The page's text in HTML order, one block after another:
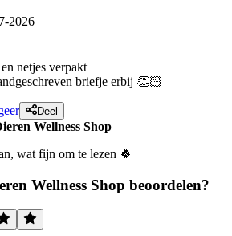
2026
netjes verpakt
briefje erbij 👏🏻
Deel
Wellness Shop
wat fijn om te lezen 🍀
Wellness Shop beoordelen?